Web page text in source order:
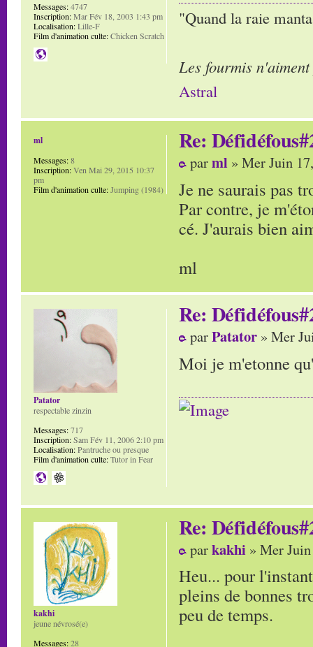
"Quand la raie
Les fourmis
Astral
Messages:4747
Inscription:Mar Fév 18, 2003 1:43 pm
Localisation:Lille-F
Film d'animation culte:Chicken Scratch
Re:
parml » Mer Juin
Je ne saurais pas
Par contre, je
cé. J'aurais bien
ml
ml
Messages:8
Inscription:Ven Mai 29, 2015 10:37
pm
Film d'animation culte:Jumping (1984)
Re:
parPatator » Mer
Moi je m'etonne
Patator
respectable zinzin
Messages:717
Inscription:Sam Fév 11, 2006 2:10 pm
Localisation:Pantruche ou presque
Film d'animation culte:Tutor in Fear
Re:
parkakhi » Mer
Heu... pour
pleins de bonnes
peu de temps.
kakhi
jeune névrosé(e)
Messages:28